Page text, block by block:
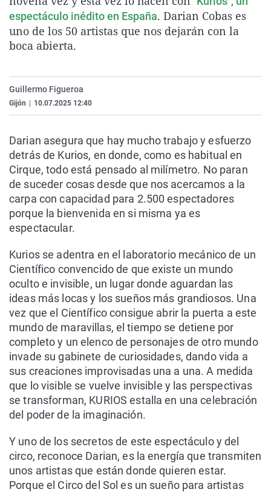
La rosa de los vientos
Gente viajera
Caso
Retornados
Operación Viuda
Extremadura
Galicia
Navarra
Virales
Televisión
espectáculo inédito en España. Darian Cobas es
uno de los 50 artistas que nos dejarán con la
boca abierta.
Guillermo Figueroa
Gijón 10.07.2025 12:40
Darian asegura que hay mucho trabajo y esfuerzo
detrás de Kurios, en donde, como es habitual en
Cirque, todo está pensado al milímetro. No paran
de suceder cosas desde que nos acercamos a la
carpa con capacidad para 2.500 espectadores
porque la bienvenida en si misma ya es
espectacular.
Kurios se adentra en el laboratorio mecánico de un
Científico convencido de que existe un mundo
oculto e invisible, un lugar donde aguardan las
ideas más locas y los sueños más grandiosos. Una
vez que el Científico consigue abrir la puerta a este
mundo de maravillas, el tiempo se detiene por
completo y un elenco de personajes de otro mundo
invade su gabinete de curiosidades, dando vida a
sus creaciones improvisadas una a una. A medida
que lo visible se vuelve invisible y las perspectivas
se transforman, KURIOS estalla en una celebración
del poder de la imaginación.
Y uno de los secretos de este espectáculo y del
circo, reconoce Darian, es la energía que transmiten
unos artistas que están donde quieren estar.
Porque el Circo del Sol es un sueño para artistas